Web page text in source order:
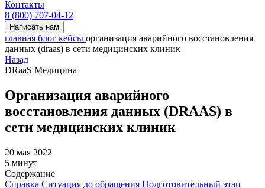
Контакты
8 (800) 707-04-12
Написать нам
главная блог кейсы организация аварийного восстановления
данных (draas) в сети медицинских клиник
Назад
DRaaS Медицина
Организация аварийного
восстановления данных (DRAAS) в
сети медицинских клиник
20 мая 2022
5 минут
Содержание
Справка Ситуация до обращения Подготовительный этап